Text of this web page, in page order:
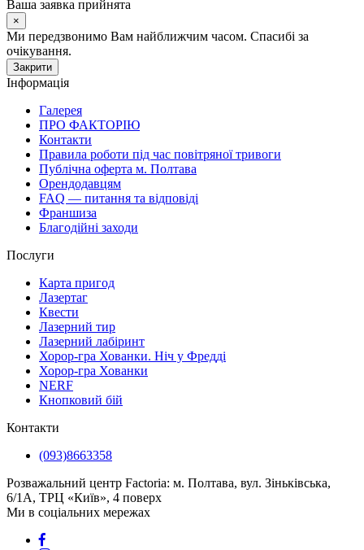
Ваша заявка прийнята
×
Ми передзвонимо Вам найближчим часом. Спасибі за
очікування.
Закрити
Інформація
Галерея
ПРО ФАКТОРІЮ
Контакти
Правила роботи під час повітряної тривоги
Публічна оферта м. Полтава
Орендодавцям
FAQ — питання та відповіді
Франшиза
Благодійні заходи
Послуги
Карта пригод
Лазертаг
Квести
Лазерний тир
Лазерний лабіринт
Хорор-гра Хованки. Ніч у Фредді
Хорор-гра Хованки
NERF
Кнопковий бій
Контакти
(093)8663358
Розважальний центр Factoria: м. Полтава, вул. Зіньківська,
6/1А, ТРЦ «Київ», 4 поверх
Ми в соціальних мережах